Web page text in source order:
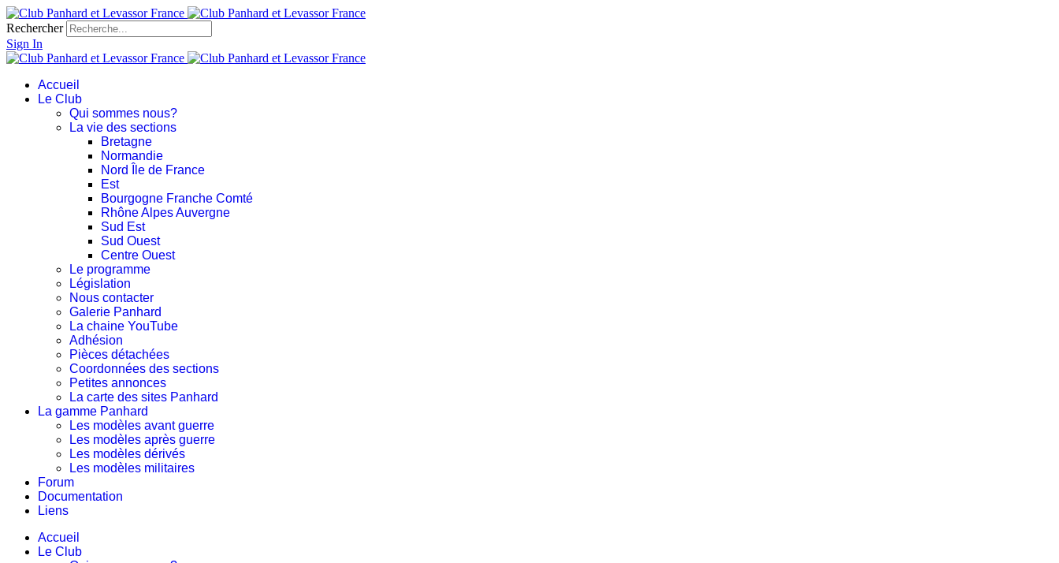
Rechercher
Sign In
Accueil
Le Club
Qui sommes nous?
La vie des sections
Bretagne
Normandie
Nord Île de France
Est
Bourgogne Franche Comté
Rhône Alpes Auvergne
Sud Est
Sud Ouest
Centre Ouest
Le programme
Législation
Nous contacter
Galerie Panhard
La chaine YouTube
Adhésion
Pièces détachées
Coordonnées des sections
Petites annonces
La carte des sites Panhard
La gamme Panhard
Les modèles avant guerre
Les modèles après guerre
Les modèles dérivés
Les modèles militaires
Forum
Documentation
Liens
Accueil
Le Club